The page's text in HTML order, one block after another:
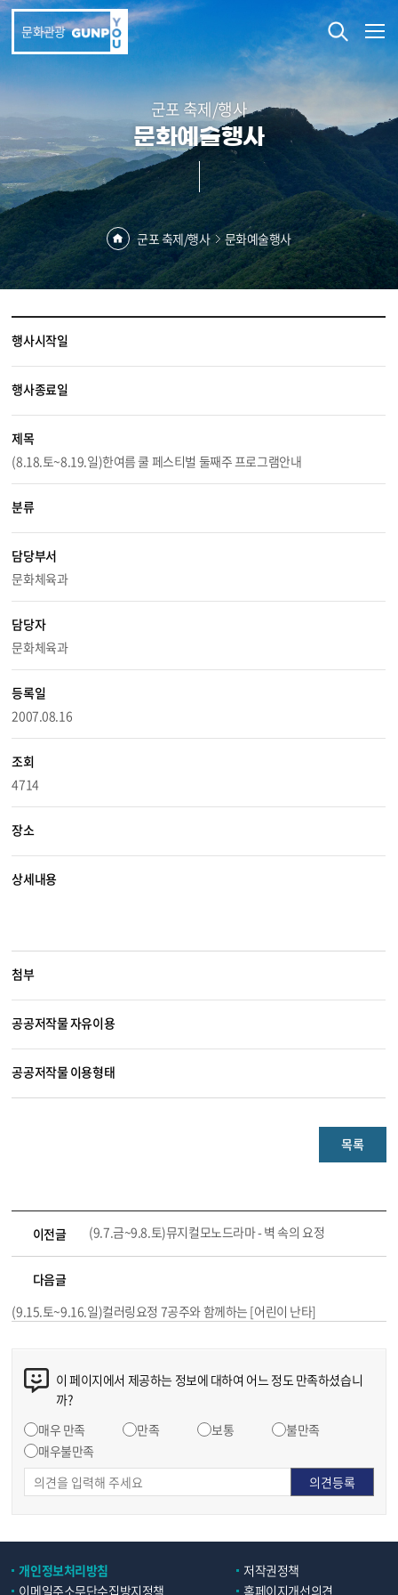
본문 바로가기
문화관광
군포 축제/행사
문화예술행사
군포 축제/행사 문화예술행사
행사시작일
행사종료일
제목
(8.18.토~8.19.일)한여름 쿨 페스티벌 둘째주 프로그램안내
분류
담당부서
문화체육과
담당자
문화체육과
등록일
2007.08.16
조회
4714
장소
상세내용
첨부
공공저작물 자유이용
공공저작물 이용형태
목록
이전글 (9.7.금~9.8.토)뮤지컬모노드라마 - 벽 속의 요정
다음글
(9.15.토~9.16.일)컬러링요정 7공주와 함께하는 [어린이 난타]
이 페이지에서 제공하는 정보에 대하여 어느 정도 만족하셨습니
까?
매우 만족
만족 보통
불만족
매우불만족
개인정보처리방침
저작권정책
이메일주소무단수집방지정책
홈페이지개선의견